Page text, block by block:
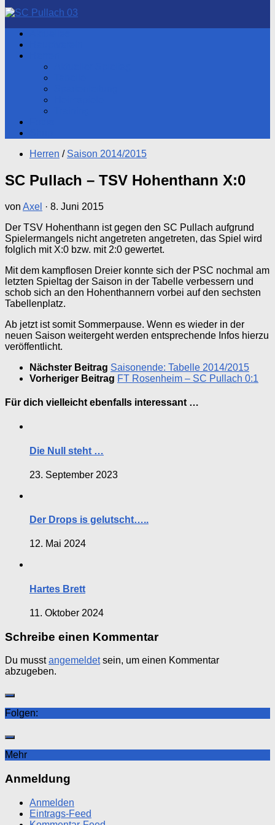
Herren / Saison 2014/2015
SC Pullach – TSV Hohenthann X:0
von Axel · 8. Juni 2015
Der TSV Hohenthann ist gegen den SC Pullach aufgrund
Spielermangels nicht angetreten angetreten, das Spiel wird
folglich mit X:0 bzw. mit 2:0 gewertet.
Mit dem kampflosen Dreier konnte sich der PSC nochmal am
letzten Spieltag der Saison in der Tabelle verbessern und
schob sich an den Hohenthannern vorbei auf den sechsten
Tabellenplatz.
Ab jetzt ist somit Sommerpause. Wenn es wieder in der
neuen Saison weitergeht werden entsprechende Infos hierzu
veröffentlicht.
Nächster Beitrag Saisonende: Tabelle 2014/2015
Vorheriger Beitrag FT Rosenheim – SC Pullach 0:1
Für dich vielleicht ebenfalls interessant …
Die Null steht …
23. September 2023
Der Drops is gelutscht…..
12. Mai 2024
Hartes Brett
11. Oktober 2024
Schreibe einen Kommentar
Du musstangemeldetsein, um einen Kommentar
abzugeben.
Folgen:
Mehr
Anmeldung
Anmelden
Eintrags-Feed